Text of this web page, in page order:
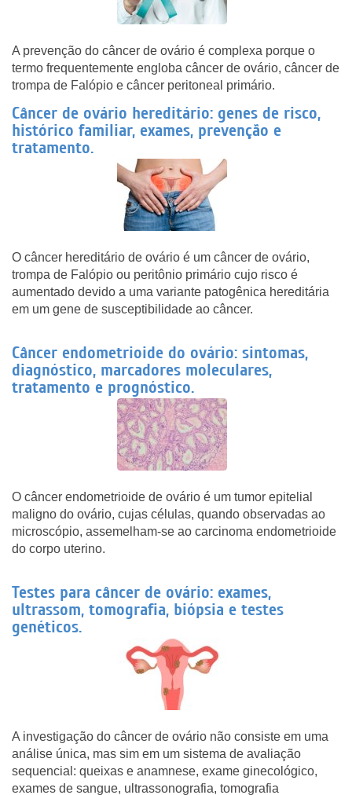
A prevenção do câncer de ovário é complexa porque o
termo frequentemente engloba câncer de ovário, câncer de
trompa de Falópio e câncer peritoneal primário.
Câncer de ovário hereditário: genes de risco,
histórico familiar, exames, prevenção e
tratamento.
O câncer hereditário de ovário é um câncer de ovário,
trompa de Falópio ou peritônio primário cujo risco é
aumentado devido a uma variante patogênica hereditária
em um gene de susceptibilidade ao câncer.
Câncer endometrioide do ovário: sintomas,
diagnóstico, marcadores moleculares,
tratamento e prognóstico.
O câncer endometrioide de ovário é um tumor epitelial
maligno do ovário, cujas células, quando observadas ao
microscópio, assemelham-se ao carcinoma endometrioide
do corpo uterino.
Testes para câncer de ovário: exames,
ultrassom, tomografia, biópsia e testes
genéticos.
A investigação do câncer de ovário não consiste em uma
análise única, mas sim em um sistema de avaliação
sequencial: queixas e anamnese, exame ginecológico,
exames de sangue, ultrassonografia, tomografia